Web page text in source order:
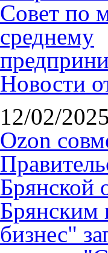
Совет по
среднему
Новости
12/02/2025
Ozon
Брянской
бизнес"